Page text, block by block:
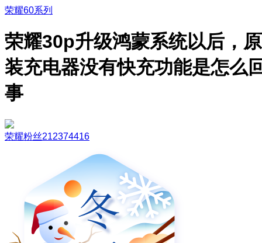
荣耀60系列
荣耀30p升级鸿蒙系统以后，原
装充电器没有快充功能是怎么
事
荣耀粉丝212374416